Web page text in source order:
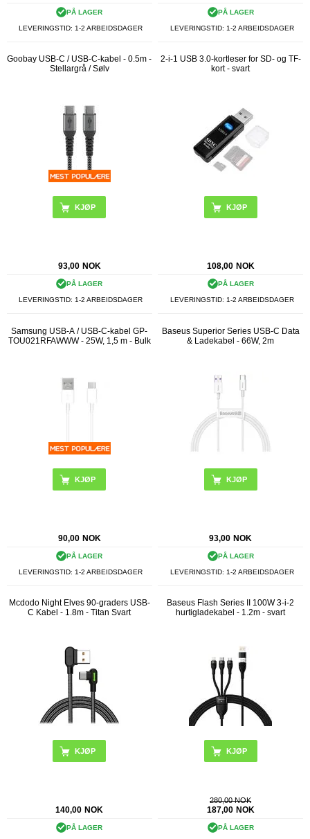
PÅ LAGER
LEVERINGSTID: 1-2 ARBEIDSDAGER
PÅ LAGER
LEVERINGSTID: 1-2 ARBEIDSDAGER
Goobay USB-C / USB-C-kabel - 0.5m -
Stellargrå / Sølv
93,00 NOK
PÅ LAGER
LEVERINGSTID: 1-2 ARBEIDSDAGER
2-i-1 USB 3.0-kortleser for SD- og TF-
kort - svart
108,00 NOK
PÅ LAGER
LEVERINGSTID: 1-2 ARBEIDSDAGER
Samsung USB-A / USB-C-kabel GP-
TOU021RFAWWW - 25W, 1,5 m - Bulk
KJØP
90,00 NOK
PÅ LAGER
LEVERINGSTID: 1-2 ARBEIDSDAGER
Baseus Superior Series USB-C Data
& Ladekabel - 66W, 2m
KJØP
93,00 NOK
PÅ LAGER
LEVERINGSTID: 1-2 ARBEIDSDAGER
Mcdodo Night Elves 90-graders USB-
C Kabel - 1.8m - Titan Svart
140,00 NOK
PÅ LAGER
Baseus Flash Series II 100W 3-i-2
hurtigladekabel - 1.2m - svart
280,00 NOK
187,00 NOK
PÅ LAGER